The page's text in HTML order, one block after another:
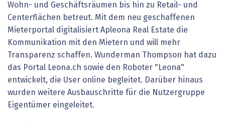
Wohn- und Geschäftsräumen bis hin zu Retail- und
Centerflächen betreut. Mit dem neu geschaffenen
Mieterportal digitalisiert Apleona Real Estate die
Kommunikation mit den Mietern und will mehr
Transparenz schaffen. Wunderman Thompson hat dazu
das Portal Leona.ch sowie den Roboter "Leona"
entwickelt, die User online begleitet. Darüber hinaus
wurden weitere Ausbauschritte für die Nutzergruppe
Eigentümer eingeleitet.